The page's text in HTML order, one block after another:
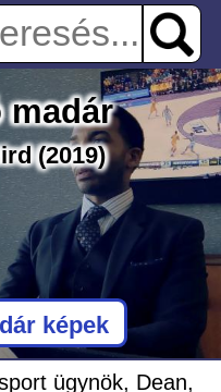
madár
(2019)
képek
ügynök, Dean,